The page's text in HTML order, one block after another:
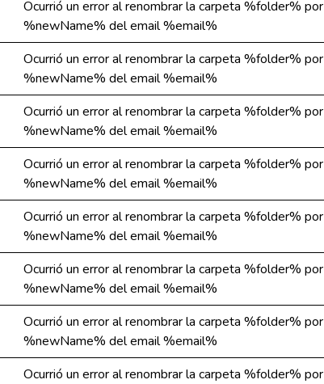
Ocurrió un error al renombrar la carpeta %folder% por
%newName% del email %email%
Ocurrió un error al renombrar la carpeta %folder% por
%newName% del email %email%
Ocurrió un error al renombrar la carpeta %folder% por
%newName% del email %email%
Ocurrió un error al renombrar la carpeta %folder% por
%newName% del email %email%
Ocurrió un error al renombrar la carpeta %folder% por
%newName% del email %email%
Ocurrió un error al renombrar la carpeta %folder% por
%newName% del email %email%
Ocurrió un error al renombrar la carpeta %folder% por
%newName% del email %email%
Ocurrió un error al renombrar la carpeta %folder% por